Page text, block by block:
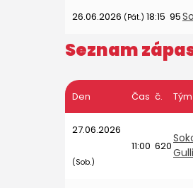
26.06.2026 (Pát.) 18:15 95
Seznam
Den Čas č.
27.06.2026
(Sob.)
11:00 620